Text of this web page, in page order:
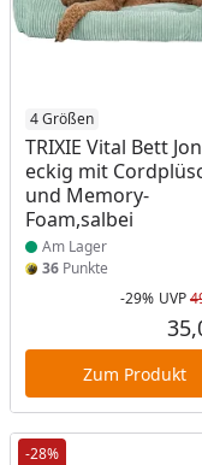
4 Größen
TRIXIE Vital Bett
eckig mit
und Memory-
Foam,salbei
Produkt am Lager
Am Lager
36 Punkte
-29% UVP
Zum Produkt
-28%